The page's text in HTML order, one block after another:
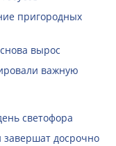
пригородных
вырос
важную
светофора
завершат досрочно